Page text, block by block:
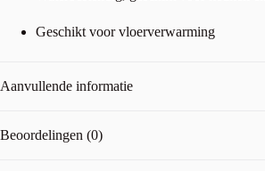
Geschikt voor vloerverwarming
Aanvullende informatie
Beoordelingen (0)